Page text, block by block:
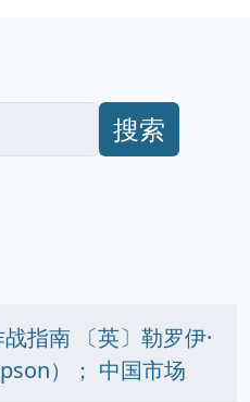
搜索
指南 〔英〕勒罗伊·
）； 中国市场